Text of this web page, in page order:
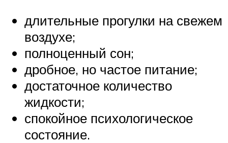
длительные прогулки на свежем
воздухе;
полноценный сон;
дробное, но частое питание;
достаточное количество
жидкости;
спокойное психологическое
состояние.